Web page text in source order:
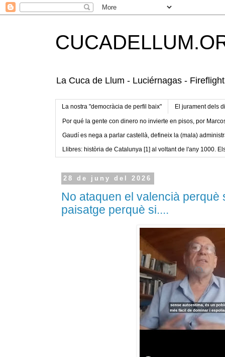
La Cuca de Llum - Luciérnagas -
La nostra "democràcia de perfil baix" El jurament dels
Por qué la gente con dinero no invierte en pisos, por
Gaudí es nega a parlar castellà, defineix la (mala)
Llibres: història de Catalunya [1] al voltant de l'any 1000.
28 de juny del 2026
No ataquen el valencià perquè
paisatge perquè si....